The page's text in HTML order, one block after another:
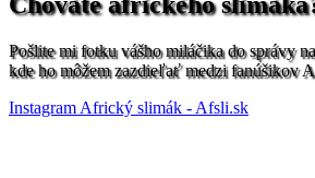
Pošlite mi fotku vášho miláčika do správy
kde ho môžem zazdieľať medzi fanúšikov
Instagram Africký slimák - Afsli.sk